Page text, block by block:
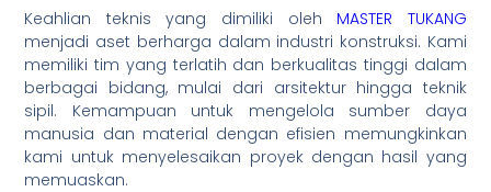
Keahlian teknis yang dimiliki oleh MASTER TUKANG
menjadi aset berharga dalam industri konstruksi. Kami
memiliki tim yang terlatih dan berkualitas tinggi dalam
berbagai bidang, mulai dari arsitektur hingga teknik
sipil. Kemampuan untuk mengelola sumber daya
manusia dan material dengan efisien memungkinkan
kami untuk menyelesaikan proyek dengan hasil yang
memuaskan.